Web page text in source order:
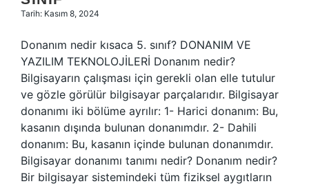
Tarih: Kasım 8, 2024
Donanım nedir kısaca 5. sınıf? DONANIM VE
YAZILIM TEKNOLOJİLERİ Donanım nedir?
Bilgisayarın çalışması için gerekli olan elle tutulur
ve gözle görülür bilgisayar parçalarıdır. Bilgisayar
donanımı iki bölüme ayrılır: 1- Harici donanım: Bu,
kasanın dışında bulunan donanımdır. 2- Dahili
donanım: Bu, kasanın içinde bulunan donanımdır.
Bilgisayar donanımı tanımı nedir? Donanım nedir?
Bir bilgisayar sistemindeki tüm fiziksel aygıtların